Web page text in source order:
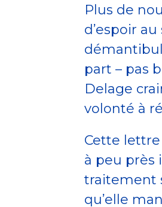
Plus de
d’espoir
part – pas
Delage
volonté à
Cette
à peu près
traitement
qu’elle